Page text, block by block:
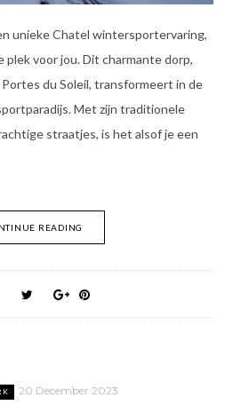
unieke Chatel wintersportervaring,
plek voor jou. Dit charmante dorp,
du Soleil, transformeert in de
Met zijn traditionele
straatjes, is het alsof je een
READING
20 December 2023